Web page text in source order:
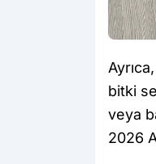
bitki
veya
2026